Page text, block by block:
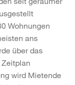
Wohnungen
ans
über das
wird Mietende